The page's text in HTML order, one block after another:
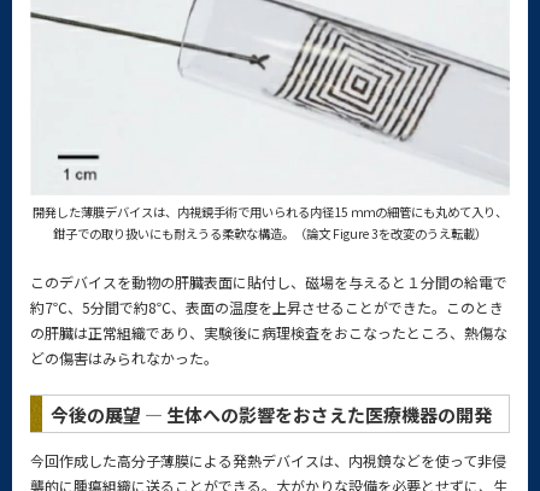
開発した薄膜デバイスは、内視鏡手術で用いられる内径15 ｍｍの細管にも丸めて入り、
鉗子での取り扱いにも耐えうる柔軟な構造。（論文 Figure 3を改変のうえ転載）
このデバイスを動物の肝臓表面に貼付し、磁場を与えると１分間の給電で
約7℃、5分間で約8℃、表面の温度を上昇させることができた。このとき
の肝臓は正常組織であり、実験後に病理検査をおこなったところ、熱傷な
どの傷害はみられなかった。
今後の展望 — 生体への影響をおさえた医療機器の開発
今回作成した高分子薄膜による発熱デバイスは、内視鏡などを使って非侵
襲的に腫瘍組織に送ることができる。大がかりな設備を必要とせずに、生